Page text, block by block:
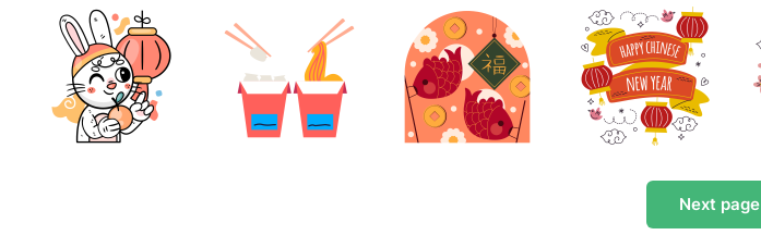
Next page